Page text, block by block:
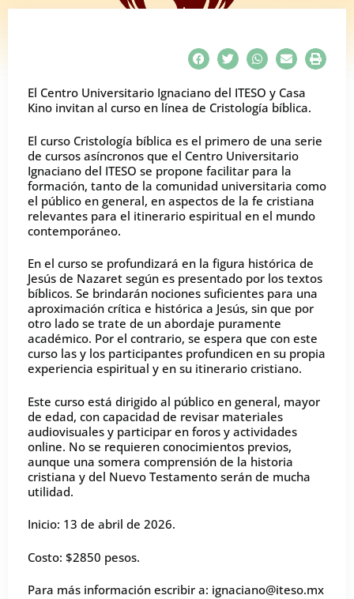
El Centro Universitario Ignaciano del ITESO y Casa
Kino invitan al curso en línea de Cristología bíblica.
El curso Cristología bíblica es el primero de una serie
de cursos asíncronos que el Centro Universitario
Ignaciano del ITESO se propone facilitar para la
formación, tanto de la comunidad universitaria como
el público en general, en aspectos de la fe cristiana
relevantes para el itinerario espiritual en el mundo
contemporáneo.
En el curso se profundizará en la figura histórica de
Jesús de Nazaret según es presentado por los textos
bíblicos. Se brindarán nociones suficientes para una
aproximación crítica e histórica a Jesús, sin que por
otro lado se trate de un abordaje puramente
académico. Por el contrario, se espera que con este
curso las y los participantes profundicen en su propia
experiencia espiritual y en su itinerario cristiano.
Este curso está dirigido al público en general, mayor
de edad, con capacidad de revisar materiales
audiovisuales y participar en foros y actividades
online. No se requieren conocimientos previos,
aunque una somera comprensión de la historia
cristiana y del Nuevo Testamento serán de mucha
utilidad.
Inicio: 13 de abril de 2026.
Costo: $2850 pesos.
Para más información escribir a: ignaciano@iteso.mx